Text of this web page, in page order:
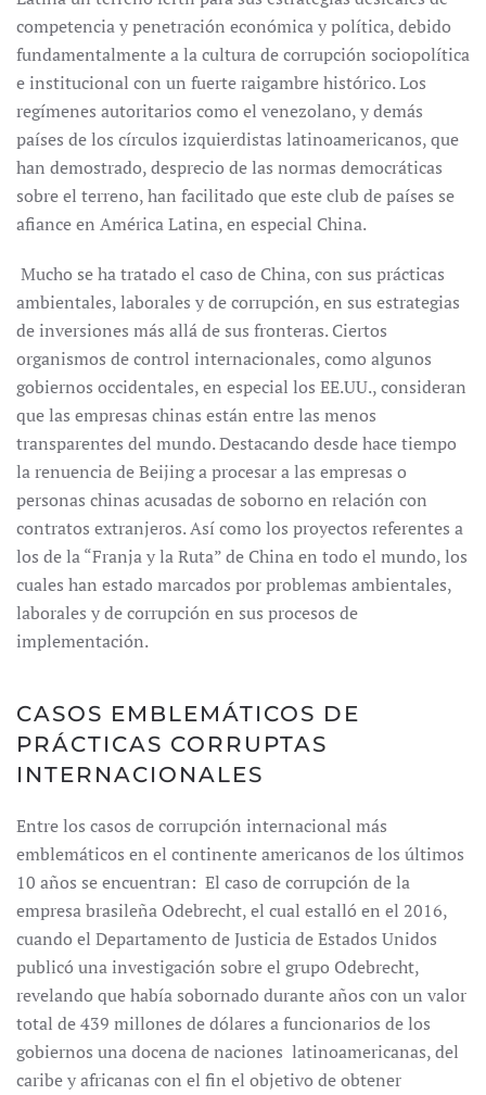
competencia y penetración económica y política, debido
fundamentalmente a la cultura de corrupción sociopolítica
e institucional con un fuerte raigambre histórico. Los
regímenes autoritarios como el venezolano, y demás
países de los círculos izquierdistas latinoamericanos, que
han demostrado, desprecio de las normas democráticas
sobre el terreno, han facilitado que este club de países se
afiance en América Latina, en especial China.
Mucho se ha tratado el caso de China, con sus prácticas
ambientales, laborales y de corrupción, en sus estrategias
de inversiones más allá de sus fronteras. Ciertos
organismos de control internacionales, como algunos
gobiernos occidentales, en especial los EE.UU., consideran
que las empresas chinas están entre las menos
transparentes del mundo. Destacando desde hace tiempo
la renuencia de Beijing a procesar a las empresas o
personas chinas acusadas de soborno en relación con
contratos extranjeros. Así como los proyectos referentes a
los de la “Franja y la Ruta” de China en todo el mundo, los
cuales han estado marcados por problemas ambientales,
laborales y de corrupción en sus procesos de
implementación.
CASOS EMBLEMÁTICOS DE
PRÁCTICAS CORRUPTAS
INTERNACIONALES
Entre los casos de corrupción internacional más
emblemáticos en el continente americanos de los últimos
10 años se encuentran: El caso de corrupción de la
empresa brasileña Odebrecht, el cual estalló en el 2016,
cuando el Departamento de Justicia de Esta­dos Unidos
publicó una investigación sobre el grupo Odebrecht,
revelando que había so­bornado durante años con un valor
total de 439 millones de dólares a funcionarios de los
gobiernos una docena de naciones latinoamericanas, del
caribe y africanas con el fin el objetivo de obtener